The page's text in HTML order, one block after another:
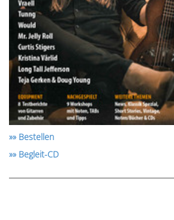
»» Bestellen
»» Begleit-CD